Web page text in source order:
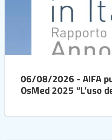
06/08/2026 - AIFA
OsMed 2025 “L’uso